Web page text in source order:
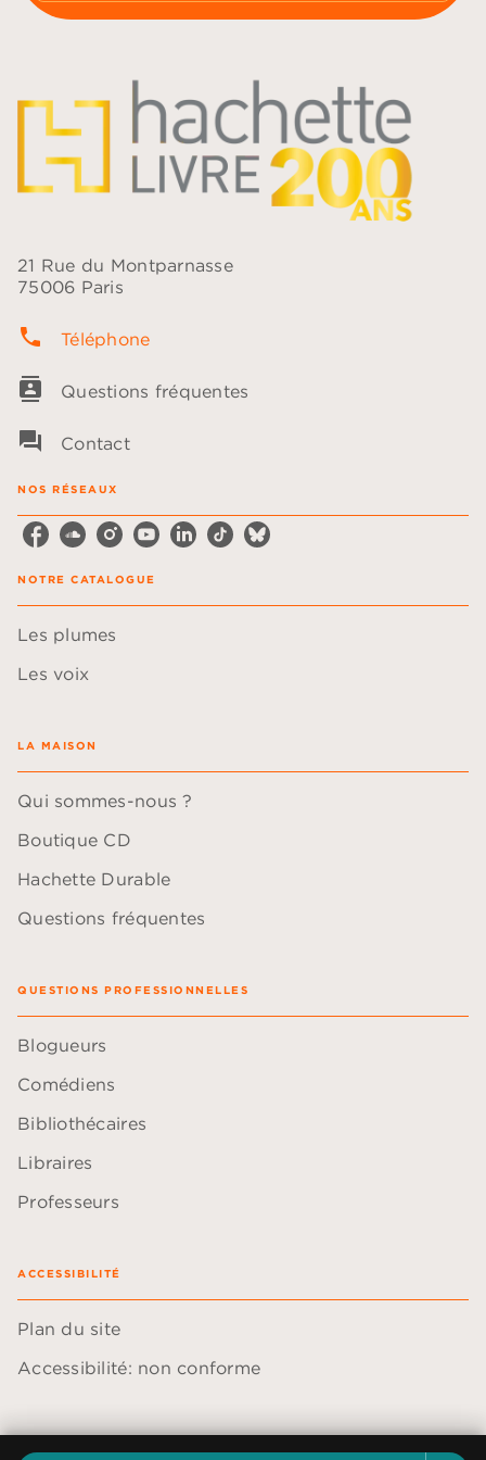
21 Rue du Montparnasse
75006 Paris
phone Téléphone
contacts Questions fréquentes
question_answer Contact
NOS RÉSEAUX
NOTRE CATALOGUE
Les plumes
Les voix
LA MAISON
Qui sommes-nous ?
Boutique CD
Hachette Durable
Questions fréquentes
QUESTIONS PROFESSIONNELLES
Blogueurs
Comédiens
Bibliothécaires
Libraires
Professeurs
ACCESSIBILITÉ
Plan du site
Accessibilité: non conforme